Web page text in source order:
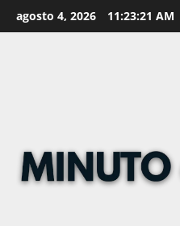
to
agosto 4, 2026 11:23:22 AM